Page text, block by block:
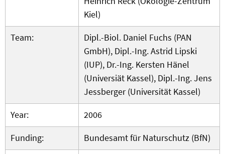
Kiel)
Team:
Dipl.-Biol. Daniel Fuchs (PAN
GmbH), Dipl.-Ing. Astrid Lipski
(IUP), Dr.-Ing. Kersten Hänel
(Universiät Kassel), Dipl.-Ing. Jens
Jessberger (Universität Kassel)
Year:
2006
Funding:
Bundesamt für Naturschutz (BfN)